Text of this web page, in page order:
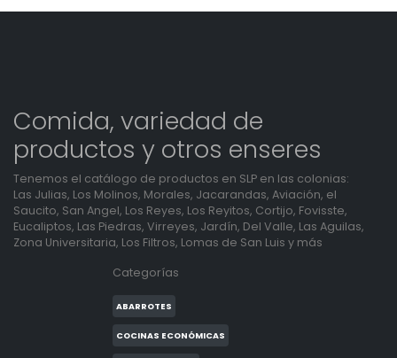
Comida, variedad de
productos y otros enseres
Tenemos el catálogo de productos en SLP en las colonias:
Las Julias, Los Molinos, Morales, Jacarandas, Aviación, el
Saucito, San Angel, Los Reyes, Los Reyitos, Cortijo, Fovisste,
Eucaliptos, Las Piedras, Virreyes, Jardín, Del Valle, Las Aguilas,
Zona Universitaria, Los Filtros, Lomas de San Luis y más
Categorías
ABARROTES
COCINAS ECONÓMICAS